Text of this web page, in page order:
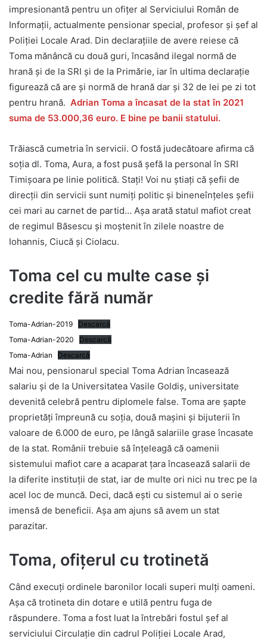
impresionantă pentru un ofițer al Serviciului Român de
Informații, actualmente pensionar special, profesor și șef al
Poliției Locale Arad. Din declarațiile de avere reiese că
Toma mănâncă cu două guri, încasând ilegal normă de
hrană și de la SRI și de la Primărie, iar în ultima declarație
figurează că are și normă de hrană dar și 32 de lei pe zi tot
pentru hrană. Adrian Toma a încasat de la stat în 2021
suma de 53.000,36 euro. E bine pe banii statului.
Trăiască cumetria în servicii. O fostă judecătoare afirma că
soția dl. Toma, Aura, a fost pusă șefă la personal în SRI
Timișoara pe linie politică. Stați! Voi nu știați că șefii de
direcții din servicii sunt numiți politic și bineneînțeles șefii
cei mari au carnet de partid… Așa arată statul mafiot creat
de regimul Băsescu și moștenit în zilele noastre de
Iohannis, Ciucă și Ciolacu.
Toma cel cu multe case și
credite fără număr
Toma-Adrian-2019
Descarcă
Toma-Adrian-2020
Descarcă
Toma-Adrian
Descarcă
Mai nou, pensionarul special Toma Adrian încasează
salariu și de la Universitatea Vasile Goldiș, universitate
devenită celebră pentru diplomele false. Toma are șapte
proprietăți împreună cu soția, două mașini și bijuterii în
valoare de 6.000 de euro, pe lângă salariile grase încasate
de la stat. Românii trebuie să înțeleagă că oamenii
sistemului mafiot care a acaparat țara încasează salarii de
la diferite instituții de stat, iar de multe ori nici nu trec pe la
acel loc de muncă. Deci, dacă ești cu sistemul ai o serie
imensă de beneficii. Așa am ajuns să avem un stat
parazitar.
Toma, ofițerul cu trotinetă
Când execuți ordinele baronilor locali superi mulți oameni.
Așa că trotineta din dotare e utilă pentru fuga de
răspundere. Toma a fost luat la întrebări fostul șef al
serviciului Circulație din cadrul Poliției Locale Arad,